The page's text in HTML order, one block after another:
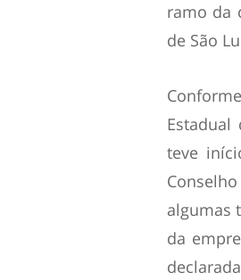
ramo da
de São
Estadual
teve
algumas
da